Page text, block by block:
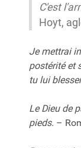
C'est
Hoyt,
Je mettrai
postérité et
tu lui
Le Dieu de
pieds. –